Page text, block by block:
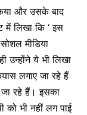
और उसके बाद
में लिखा कि ‘ इस
मीडिया
उन्होंने ये भी लिखा
लगाए जा रहे हैं
जा रहे हैं। इसका
को भी नहीं लग पाई